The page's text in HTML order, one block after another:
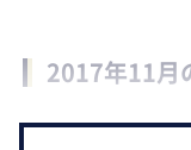
2017年11月